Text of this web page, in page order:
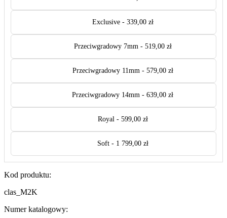
Exclusive - 339,00 zł
Przeciwgradowy 7mm - 519,00 zł
Przeciwgradowy 11mm - 579,00 zł
Przeciwgradowy 14mm - 639,00 zł
Royal - 599,00 zł
Soft - 1 799,00 zł
Kod produktu:
clas_M2K
Numer katalogowy: